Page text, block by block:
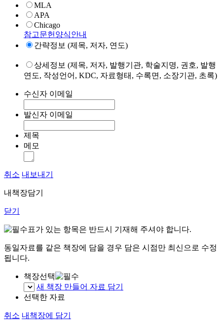
MLA
APA
Chicago
참고문헌양식안내
간략정보 (제목, 저자, 연도)
상세정보 (제목, 저자, 발행기관, 학술지명, 권호, 발행
연도, 작성언어, KDC, 자료형태, 수록면, 소장기관, 초록)
수신자 이메일
발신자 이메일
제목
메모
취소 내보내기
내책장담기
닫기
표가 있는 항목은 반드시 기재해 주셔야 합니다.
동일자료를 같은 책장에 담을 경우 담은 시점만 최신으로 수정
됩니다.
책장선택
새 책장 만들어 자료 담기
선택한 자료
취소 내책장에 담기